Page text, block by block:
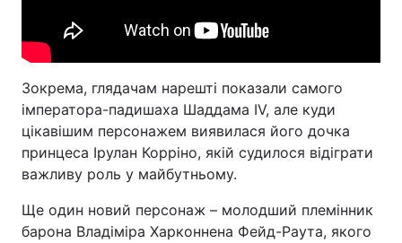
Зокрема, глядачам нарешті показали самого
імператора-падишаха Шаддама IV, але куди
цікавішим персонажем виявилася його дочка
принцеса Ірулан Корріно, якій судилося відіграти
важливу роль у майбутньому.
Ще один новий персонаж – молодший племінник
барона Владіміра Харконнена Фейд-Раута, якого